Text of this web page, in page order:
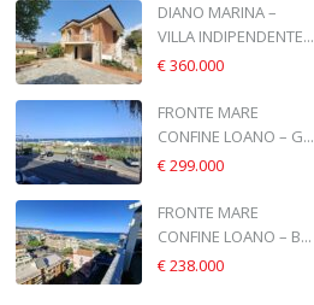
DIANO MARINA –
VILLA INDIPENDENTE...
€ 360.000
FRONTE MARE
CONFINE LOANO – G...
€ 299.000
FRONTE MARE
CONFINE LOANO – B...
€ 238.000